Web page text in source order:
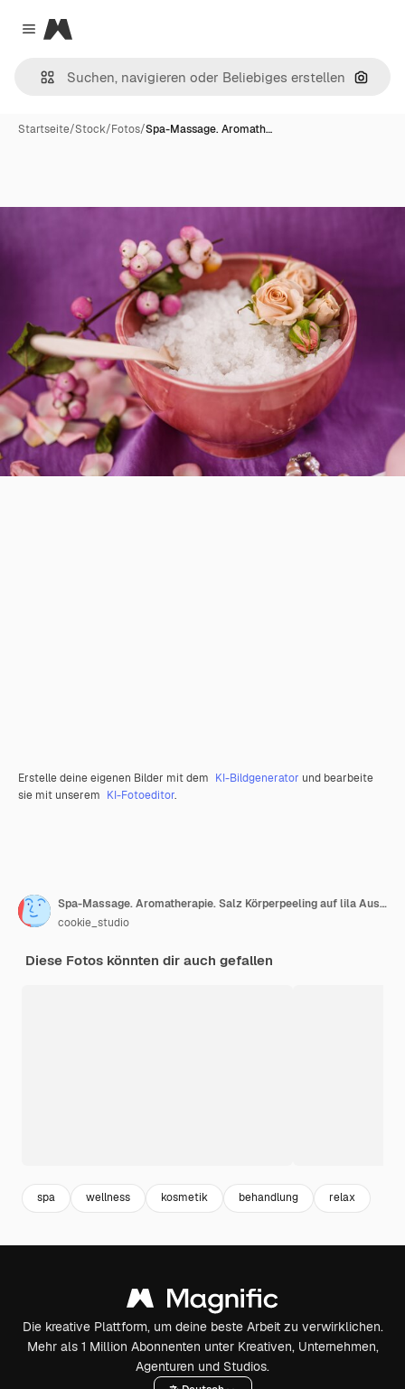
Close menu
Magnific
Nach
Startseite/Stock/Fotos/Spa-Massage. Aromath…
Erstelle deine eigenen Bilder mit dem KI-Bildgenerator und bearbeite
sie mit unserem KI-Fotoeditor.
Spa-Massage. Aromatherapie. Salz Körperpeeling auf lila Ausgabe
cookie_studio
Diese Fotos könnten dir auch gefallen
spa wellness kosmetik behandlung relax
Die kreative Plattform, um deine beste Arbeit zu verwirklichen.
Mehr als 1 Million Abonnenten unter Kreativen, Unternehmen,
Agenturen und Studios.